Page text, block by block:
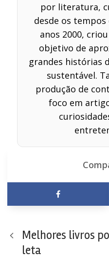
por literatura,
desde os
anos 2000,
objetivo de
grandes histórias
sustentável.
produção de
foco em
Melhores livros
leta